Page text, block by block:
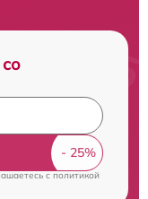
cполитикой